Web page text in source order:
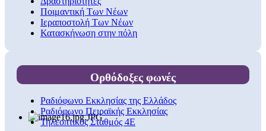
Ποιμαντική Των Νέων
Ιεραποστολή Των Νέων
Κατασκήνωση στην πόλη
Ορθόδοξες φωνές
Ραδιόφωνο Εκκλησίας της Ελλάδος
Ραδιόφωνο Πειραϊκής Εκκλησίας
Τηλεοπτικός Σταθμός 4Ε